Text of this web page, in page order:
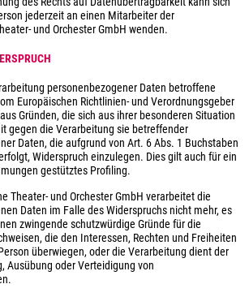
jederzeit an einen Mitarbeiter der
und Orchester GmbH wenden.
personenbezogener Daten betroffene
Europäischen Richtlinien- und Verordnungsgeber
Gründen, die sich aus ihrer besonderen Situation
gegen die Verarbeitung sie betreffender
Daten, die aufgrund von Art. 6 Abs. 1 Buchstaben
Widerspruch einzulegen. Dies gilt auch für ein
gestütztes Profiling.
Theater- und Orchester GmbH verarbeitet die
Daten im Falle des Widerspruchs nicht mehr, es
zwingende schutzwürdige Gründe für die
die den Interessen, Rechten und Freiheiten
überwiegen, oder die Verarbeitung dient der
Ausübung oder Verteidigung von